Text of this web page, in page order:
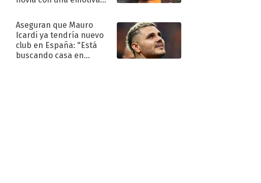
Aseguran que Mauro
Icardi ya tendría nuevo
club en España: "Está
buscando casa en